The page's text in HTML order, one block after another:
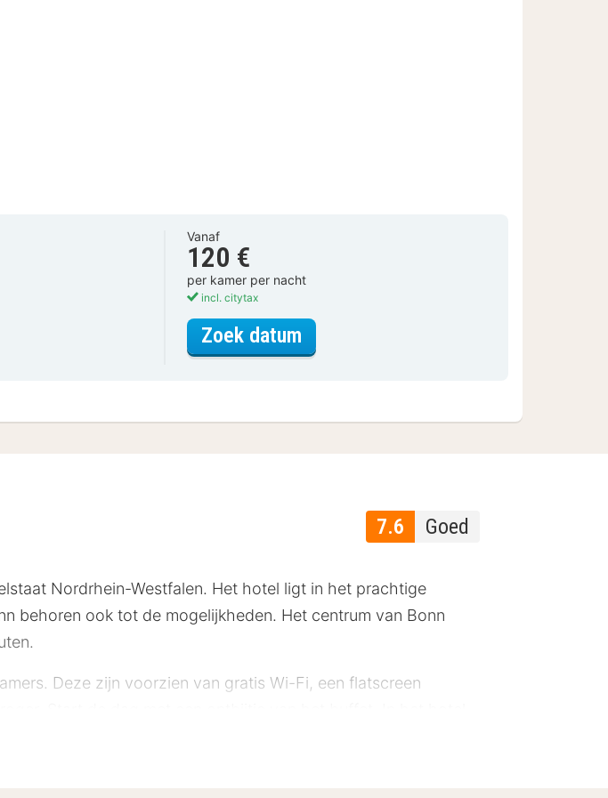
Vanaf
120 €
per kamer per nacht
incl. citytax
Zoek datum
7.6 Goed
Nordrhein-Westfalen. Het hotel ligt in het prachtige
behoren ook tot de mogelijkheden. Het centrum van Bonn
Deze zijn voorzien van gratis Wi-Fi, een flatscreen